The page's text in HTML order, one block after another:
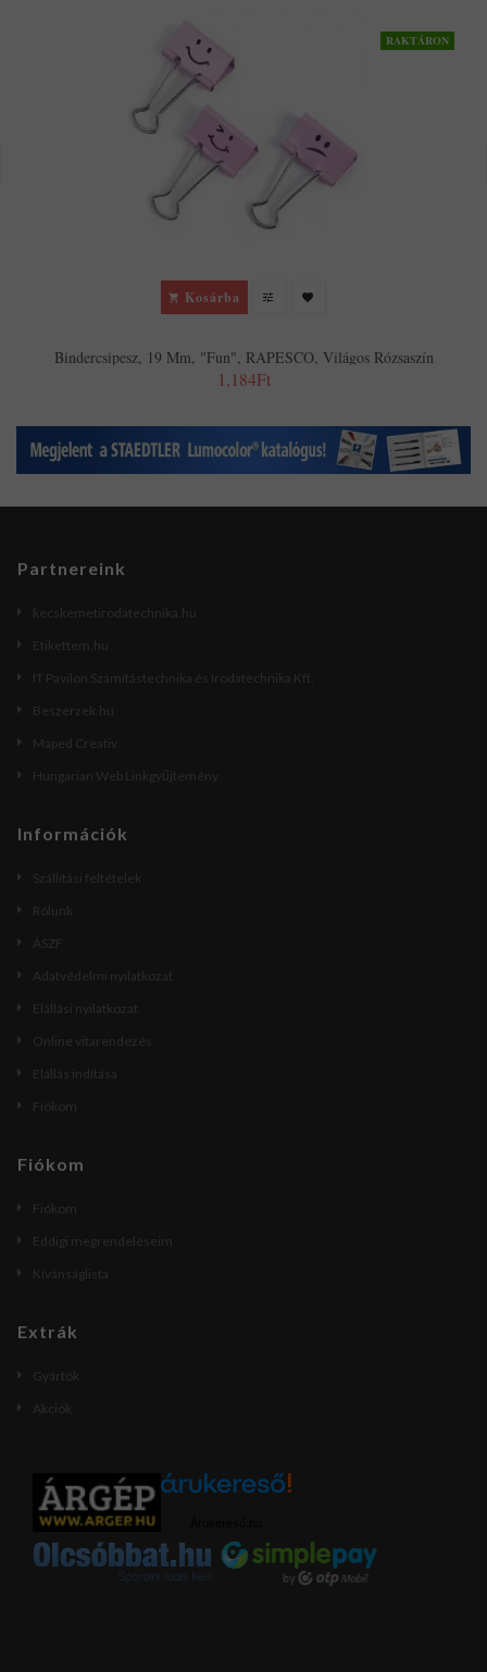
RAKTÁRON
Kosárba
Bindercsipesz, 19 Mm, "Fun", RAPESCO, Világos Rózsaszín
1,184Ft
Partnereink
kecskemetirodatechnika.hu
Etikettem.hu
IT Pavilon Számítástechnika és Irodatechnika Kft.
Beszerzek.hu
Maped Creativ
Hungarian Web Linkgyűjtemény
Információk
Szállítási feltételek
Rólunk
ÁSZF
Adatvédelmi nyilatkozat
Elállási nyilatkozat
Online vitarendezés
Elállás indítása
Fiókom
Fiókom
Fiókom
Eddigi megrendeléseim
Kívánságlista
Extrák
Gyártók
Akciók